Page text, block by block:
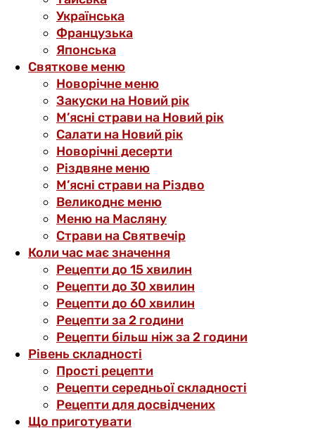
Українська
Французька
Японська
Святкове меню
Новорічне меню
Закуски на Новий рік
М’ясні страви на Новий рік
Салати на Новий рік
Новорічні десерти
Різдвяне меню
М’ясні страви на Різдво
Великоднє меню
Меню на Масляну
Страви на Святвечір
Коли час має значення
Рецепти до 15 хвилин
Рецепти до 30 хвилин
Рецепти до 60 хвилин
Рецепти за 2 години
Рецепти більш ніж за 2 години
Рівень складності
Прості рецепти
Рецепти середньої складності
Рецепти для досвідчених
Що приготувати